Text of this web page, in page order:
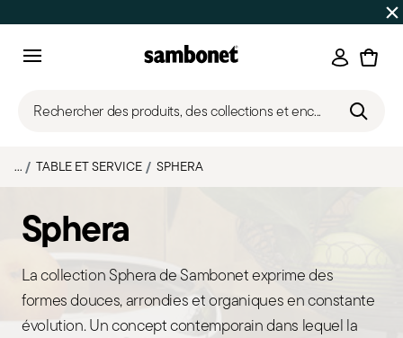
Jusqu'à 50% de réduction sur une
Rechercher des produits, des collections et enc...
... TABLE ET SERVICE SPHERA
Sphera
La collection Sphera de Sambonet exprime des
formes douces, arrondies et organiques en constante
évolution. Un concept contemporain dans lequel la